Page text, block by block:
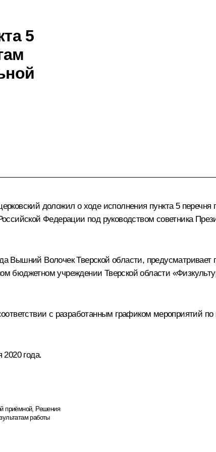
5
доложил о ходе исполнения пункта 5
Федерации под руководством советника
Вышний Волочек Тверской области, предусматривает
бюджетном учреждении Тверской области
с разработанным графиком мероприятий
2020 года.
приёмной, Решения
работы